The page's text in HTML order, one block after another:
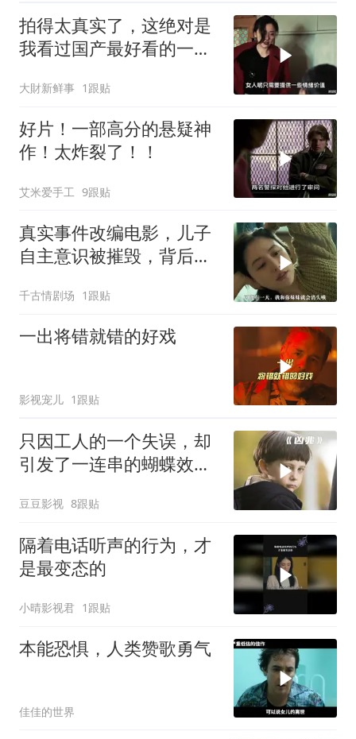
拍得太真实了，这绝对是
我看过国产最好看的一部
大財新鲜事 1跟贴
好片！一部高分的悬疑神
作！太炸裂了！！
艾米爱手工 9跟贴
真实事件改编电影，儿子
自主意识被摧毁，背后故
千古情剧场 1跟贴
一出将错就错的好戏
影视宠儿 1跟贴
只因工人的一个失误，却
引发了一连串的蝴蝶效
豆豆影视 8跟贴
隔着电话听声的行为，才
是最变态的
小晴影视君 1跟贴
本能恐惧，人类赞歌勇气
佳佳的世界